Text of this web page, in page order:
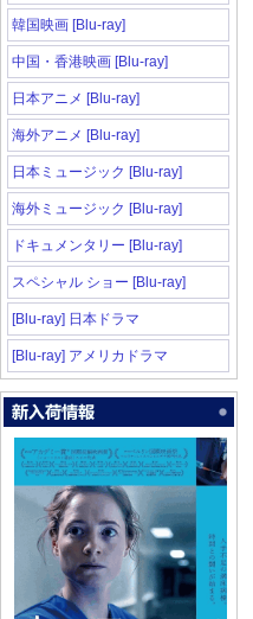
韓国映画 [Blu-ray]
中国・香港映画 [Blu-ray]
日本アニメ [Blu-ray]
海外アニメ [Blu-ray]
日本ミュージック [Blu-ray]
海外ミュージック [Blu-ray]
ドキュメンタリー [Blu-ray]
スペシャル ショー [Blu-ray]
[Blu-ray] 日本ドラマ
[Blu-ray] アメリカドラマ